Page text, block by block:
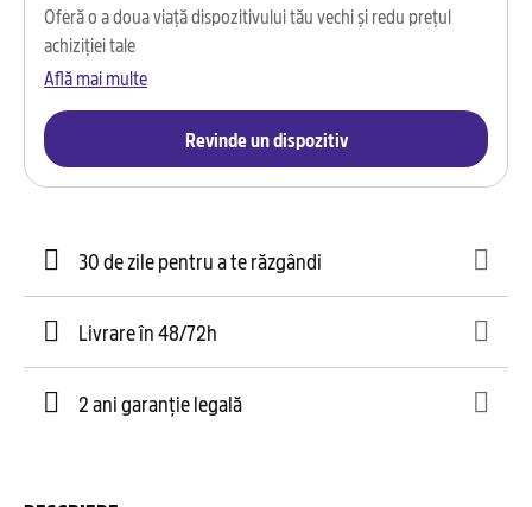
Oferă o a doua viață dispozitivului tău vechi și redu prețul
achiziției tale
Află mai multe
Revinde un dispozitiv
30 de zile pentru a te răzgândi
Livrare în 48/72h
2 ani garanție legală